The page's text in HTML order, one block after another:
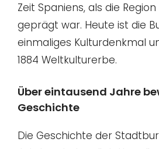
Zeit Spaniens, als die
geprägt war. Heute ist die
einmaliges Kulturdenkmal
1884 Weltkulturerbe.
Über eintausend Jahre
Geschichte
Die Geschichte der